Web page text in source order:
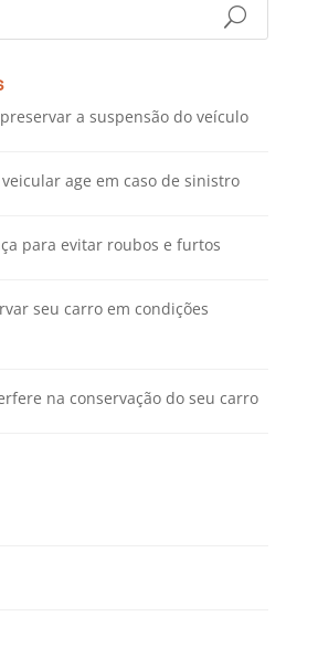
a suspensão do veículo
age em caso de sinistro
para evitar roubos e furtos
seu carro em condições
na conservação do seu carro